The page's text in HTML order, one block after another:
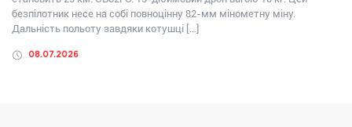
безпілотник несе на собі повноцінну 82-мм мінометну міну.
Дальність польоту завдяки котушці […]
08.07.2026